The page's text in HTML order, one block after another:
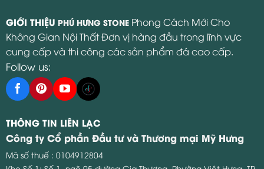
GIỚI THIỆU PHÚ HƯNG STONE Phong Cách Mới Cho
Không Gian Nội Thất Đơn vị hàng đầu trong lĩnh vực
cung cấp và thi công các sản phẩm đá cao cấp.
Follow us:
THÔNG TIN LIÊN LẠC
Công ty Cổ phần Đầu tư và Thương mại Mỹ Hưng
Mã số thuế : 0104912804